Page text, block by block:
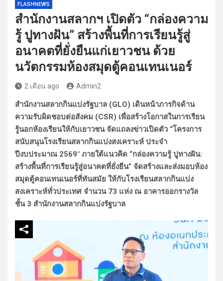
FLASHNEWS
สำนักงานสลากฯ เปิดตัว “กล่องความ
รู้ ปูทางฝัน” สร้างพื้นที่การเรียนรู้สู่
อนาคตที่ยั่งยืนแก่เยาวชน ด้วย
นวัตกรรมห้องสมุดตู้คอนเทนเนอร์
2 เดือน ago Admin2
สำนักงานสลากกินแบ่งรัฐบาล (GLO) เดินหน้าภารกิจด้าน
ความรับผิดชอบต่อสังคม (CSR) เพื่อสร้างโอกาสในการเรียน
รู้นอกห้องเรียนให้กับเยาวชน จัดแถลงข่าวเปิดตัว “โครงการ
สนับสนุนโรงเรียนสลากกินแบ่งสงเคราะห์ ประจำ
ปีงบประมาณ 2569″ ภายใต้แนวคิด “กล่องความรู้ ปูทางฝัน:
สร้างพื้นที่การเรียนรู้สู่อนาคตที่ยั่งยืน” จัดสร้างและส่งมอบห้อง
สมุดตู้คอนเทนเนอร์ที่ทันสมัย ให้กับโรงเรียนสลากกินแบ่ง
สงเคราะห์ทั่วประเทศ จำนวน 73 แห่ง ณ อาคารออกรางวัล
ชั้น 3 สำนักงานสลากกินแบ่งรัฐบาล